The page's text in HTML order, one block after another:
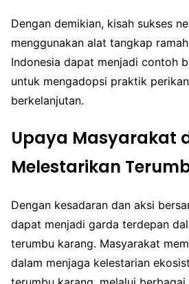
Dengan demikian, kisah sukses
menggunakan alat tangkap
Indonesia dapat menjadi contoh
untuk mengadopsi praktik
berkelanjutan.
Upaya Masyarakat
Melestarikan
Dengan kesadaran dan aksi
dapat menjadi garda terdepan
terumbu karang. Masyarakat
dalam menjaga kelestarian